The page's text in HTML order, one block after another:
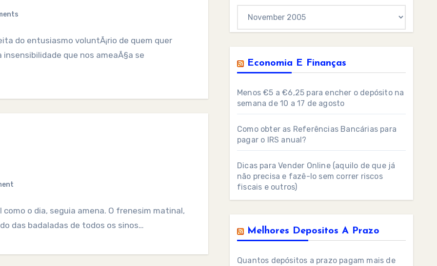
do entusiasmo voluntÃ¡rio de quem quer
que nos ameaÃ§a se
o dia, seguia amena. O frenesim matinal,
das badaladas de todos os sinos…
Economia E Finanças
Menos €5 a €6,25 para encher o depósito na
semana de 10 a 17 de agosto
Como obter as Referências Bancárias para
pagar o IRS anual?
Dicas para Vender Online (aquilo de que já
não precisa e fazê-lo sem correr riscos
fiscais e outros)
Melhores Depositos A Prazo
Quantos depósitos a prazo pagam mais de